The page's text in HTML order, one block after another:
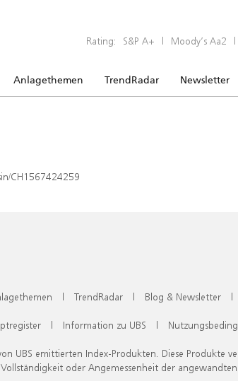
Rating: S&P A+ | Moody’s Aa2 |
Anlagethemen TrendRadar Newsletter
CH1567424259
| TrendRadar | Blog & Newsletter |
| Information zu UBS |
UBS emittierten Index-Produkten. Diese Produkte
oder Angemessenheit der